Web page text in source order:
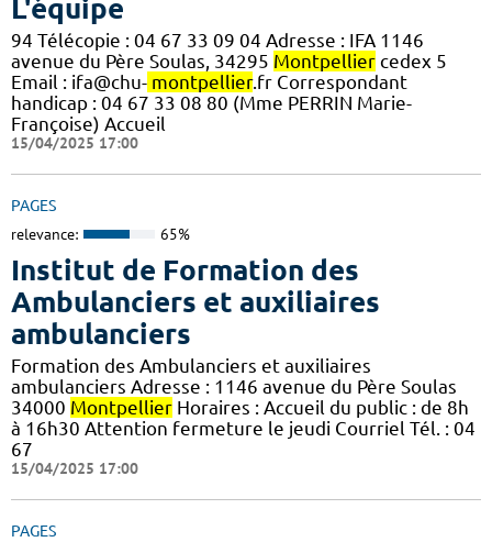
L'équipe
94 Télécopie : 04 67 33 09 04 Adresse : IFA 1146
avenue du Père Soulas, 34295 Montpellier cedex 5
Email : ifa@chu- montpellier.fr Correspondant
handicap : 04 67 33 08 80 (Mme PERRIN Marie-
Françoise) Accueil
15/04/2025 17:00
PAGES
relevance: 65%
Institut de Formation des
Ambulanciers et auxiliaires
ambulanciers
Formation des Ambulanciers et auxiliaires
ambulanciers Adresse : 1146 avenue du Père Soulas
34000 Montpellier Horaires : Accueil du public : de 8h
à 16h30 Attention fermeture le jeudi Courriel Tél. : 04
67
15/04/2025 17:00
PAGES